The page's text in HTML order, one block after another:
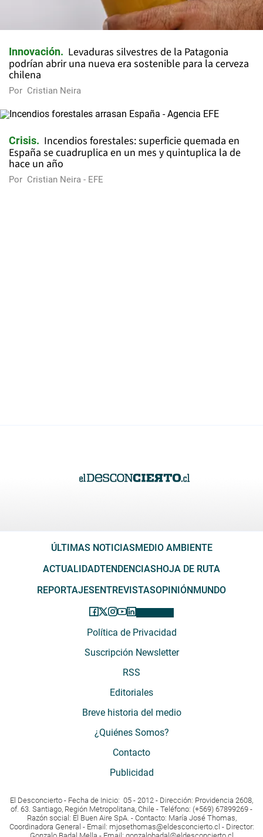
Innovación
Levaduras silvestres de la Patagonia
podrían abrir una nueva era sostenible para la cerveza
chilena
Por Cristian Neira
Crisis
Incendios forestales: superficie quemada en
España se cuadruplica en un mes y quintuplica la de
hace un año
Por Cristian Neira - EFE
ÚLTIMAS NOTICIASMEDIO AMBIENTE
ACTUALIDADTENDENCIASHOJA DE RUTA
REPORTAJESENTREVISTASOPINIÓNMUNDO
Política de Privacidad
Suscripción Newsletter
RSS
Editoriales
Breve historia del medio
¿Quiénes Somos?
Contacto
Publicidad
El Desconcierto - Fecha de Inicio: 05 - 2012 - Dirección: Providencia 2608,
of. 63. Santiago, Región Metropolitana, Chile - Teléfono: (+569) 67899269 -
Razón social: El Buen Aire SpA. - Contacto: María José Thomas,
Coordinadora General - Email: mjosethomas@eldesconcierto.cl - Director: